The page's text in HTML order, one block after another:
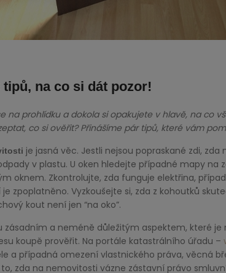
na co si dát pozor!
na prohlídku a dokola si opakujete v hlavě, na co
co si ověřit? Přinášíme pár tipů, které vám
je jasná věc. Jestli nejsou popraskané zdi, zda
v plastu. U oken hledejte případné mapy na
oknem. Zkontrolujte, zda funguje elektřina,
zpoplatněno. Vyzkoušejte si, zda z kohoutků
kout není jen “na oko”.
zásadním a neméně důležitým aspektem, které je
koupě prověřit. Na portále katastrálního úřadu –
a případná omezení vlastnického práva, věcná
to, zda na nemovitosti vázne zástavní právo